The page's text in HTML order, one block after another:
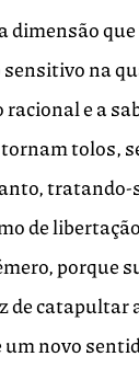
dimensão
na
e a
tolos,
tratando-
de
porque
de catapultar
novo